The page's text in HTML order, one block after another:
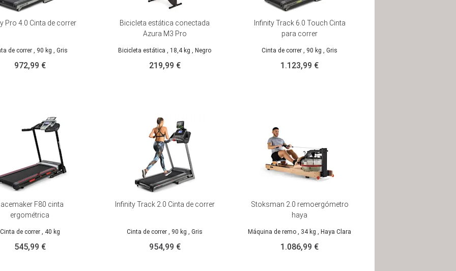
Pro 4.0 Cinta de correr
de correr , 90 kg , Gris
972,99 €
Bicicleta estática conectada
Azura M3 Pro
Bicicleta estática , 18,4 kg , Negro
219,99 €
Infinity Track 6.0 Touch Cinta
para correr
Cinta de correr , 90 kg , Gris
1.123,99 €
F80 cinta
ergométrica
Cinta de correr , 40 kg
545,99 €
Infinity Track 2.0 Cinta de correr
Cinta de correr , 90 kg , Gris
954,99 €
Stoksman 2.0 remoergómetro
haya
Máquina de remo , 34 kg , Haya Clara
1.086,99 €